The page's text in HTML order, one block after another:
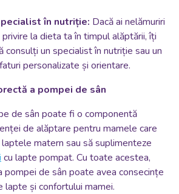
în nutriție: Dacă ai nelămuriri
la dieta ta în timpul alăptării, îți
consulți un specialist în nutriție sau un
personalizate și orientare.
a pompei de sân
de sân poate fi o componentă
de alăptare pentru mamele care
matern sau să suplimenteze
cu lapte pompat. Cu toate acestea,
pompei de sân poate avea consecințe
lapte și confortului mamei.